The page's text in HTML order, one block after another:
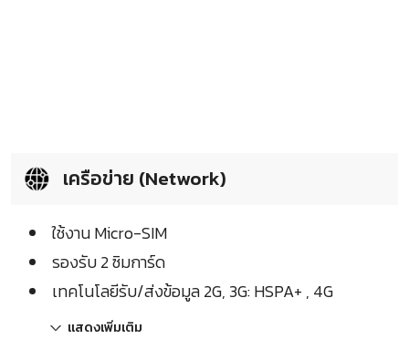
เครือข่าย (Network)
ใช้งาน Micro-SIM
รองรับ 2 ซิมการ์ด
เทคโนโลยีรับ/ส่งข้อมูล 2G, 3G: HSPA+ , 4G
แสดงเพิ่มเติม